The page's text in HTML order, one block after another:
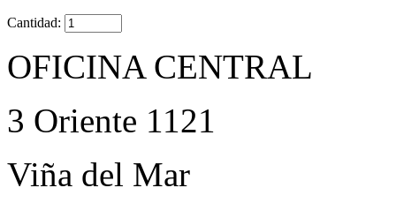
Cantidad:
OFICINA CENTRAL
3 Oriente 1121
Viña del Mar